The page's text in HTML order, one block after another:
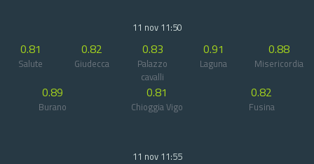
11 nov 11:50
0.81
Salute
0.82
Giudecca
0.83
Palazzo
cavalli
0.91
Laguna
0.88
Misericordia
0.89
Burano
0.81
Chioggia Vigo
0.82
Fusina
11 nov 11:55